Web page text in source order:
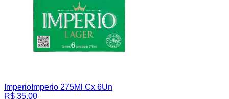
Imperio Imperio 275Ml Cx 6Un
R$ 35,00